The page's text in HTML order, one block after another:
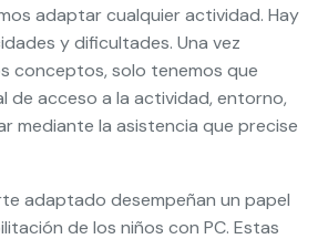
adaptar cualquier actividad. Hay
y dificultades. Una vez
conceptos, solo tenemos que
de acceso a la actividad, entorno,
mediante la asistencia que precise
adaptado desempeñan un papel
de los niños con PC. Estas